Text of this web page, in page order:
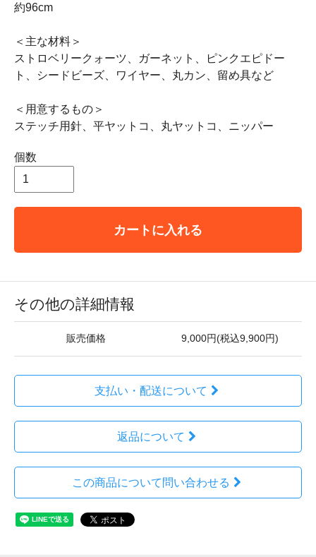
約96cm
＜主な材料＞
ストロベリークォーツ、ガーネット、ピンクエピドー
ト、シードビーズ、ワイヤー、丸カン、留め具など
＜用意するもの＞
ステッチ用針、平ヤットコ、丸ヤットコ、ニッパー
個数
カートに入れる
その他の詳細情報
販売価格 9,000円(税込9,900円)
支払い・配送について
返品について
この商品について問い合わせる